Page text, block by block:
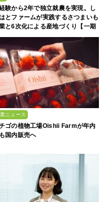
験から2年で独立就農を実現。し
とファームが実践するさつまいも
と6次化による産地づくり【一期
集】
ニュース
ゴの植物工場Oishii Farmが年内
国内販売へ